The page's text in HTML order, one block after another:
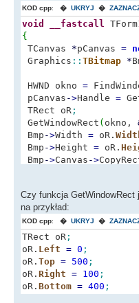
KOD cpp: � UKRYJ �
void __fastcall
{
TCanvas *pCanvas =
Graphics :: TBitmap *
HWND okno =
pCanvas ->Handle =
TRect oR ;
GetWindowRect ( okno,
Bmp ->Width = oR.
Bmp ->Height = oR.
Bmp ->Canvas ->
ReleaseDC(0, pCanvas
deletepCanvas, Bmp;
}
Czy funkcja GetWindowRect
na przykład:
KOD cpp: � UKRYJ �
TRect oR ;
oR. Left = 0 ;
oR. Top = 500 ;
oR. Right = 100 ;
oR. Bottom = 400 ;